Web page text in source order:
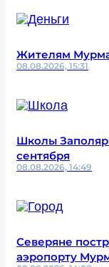
Жителям
08.08.2026, 15:31
Школы
сентября
08.08.2026, 14:49
Северяне
аэропорту